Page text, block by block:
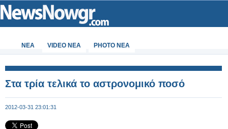
ΝΕΑ VIDEO NEA PHOTO NEA
Στα τρία τελικά το αστρονομικό ποσό
2012-03-31 23:01:31